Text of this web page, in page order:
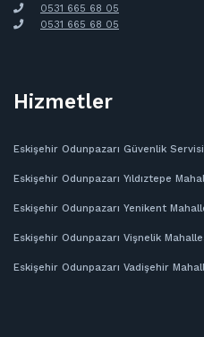
0531 665 68 05
‪0531 665 68 05
Hizmetler
Eskişehir Odunpazarı Güvenlik
Eskişehir Odunpazarı Yıldıztepe
Eskişehir Odunpazarı Yenikent
Eskişehir Odunpazarı Vişnelik
Eskişehir Odunpazarı Vadişehir